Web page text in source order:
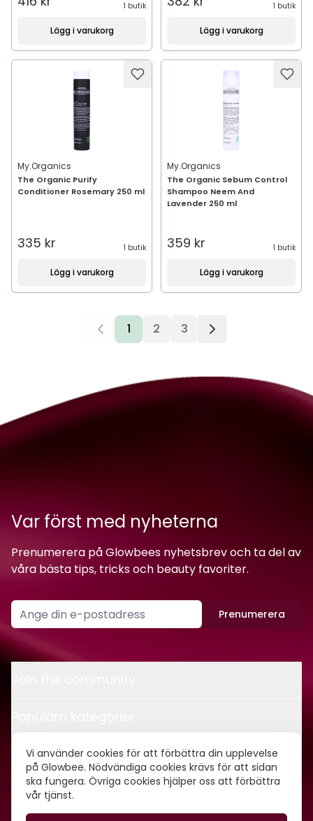
Vi använder cookies för att förbättra din upplevelse
på Glowbee. Nödvändiga cookies krävs för att sidan
ska fungera. Övriga cookies hjälper oss att förbättra
vår tjänst.
1 butik
Lägg i varukorg
1 butik
Lägg i varukorg
My.Organics
The Organic Purify
Conditioner Rosemary 250 ml
335 kr 1 butik
Lägg i varukorg
My.Organics
The Organic Sebum Control
Shampoo Neem And
Lavender 250 ml
359 kr 1 butik
Lägg i varukorg
1 2 3
Var först med nyheterna
Prenumerera på Glowbees nyhetsbrev och ta del av
våra bästa tips, tricks och beauty favoriter.
Prenumerera
Kontakt
Om oss